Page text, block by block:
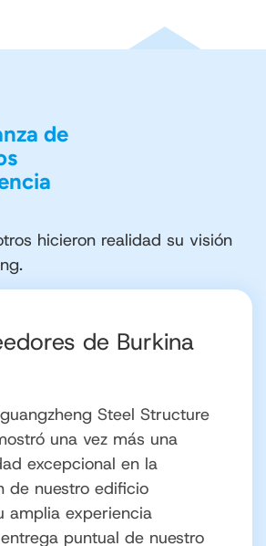
de
hicieron realidad su visión
de Ghana
que el equipo con el que
poca experiencia en
construcción de tal
Sin embargo, sus
integraron a la perfección
local, aportando
y orientación. Su